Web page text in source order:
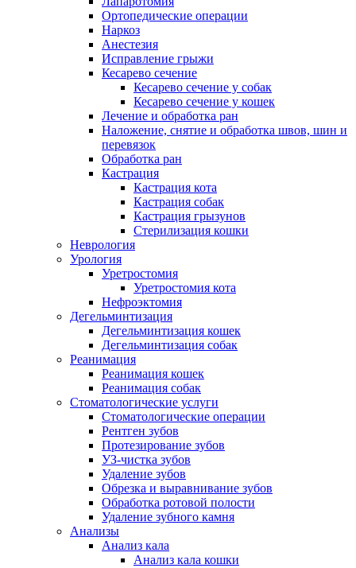
Ортопедические операции
Наркоз
Анестезия
Исправление грыжи
Кесарево сечение
Кесарево сечение у собак
Кесарево сечение у кошек
Лечение и обработка ран
Наложение, снятие и обработка швов, шин и
перевязок
Обработка ран
Кастрация
Кастрация кота
Кастрация собак
Кастрация грызунов
Стерилизация кошки
Неврология
Урология
Уретростомия
Уретростомия кота
Нефроэктомия
Дегельминтизация
Дегельминтизация кошек
Дегельминтизация собак
Реанимация
Реанимация кошек
Реанимация собак
Стоматологические услуги
Стоматологические операции
Рентген зубов
Протезирование зубов
УЗ-чистка зубов
Удаление зубов
Обрезка и выравнивание зубов
Обработка ротовой полости
Удаление зубного камня
Анализы
Анализ кала
Анализ кала кошки